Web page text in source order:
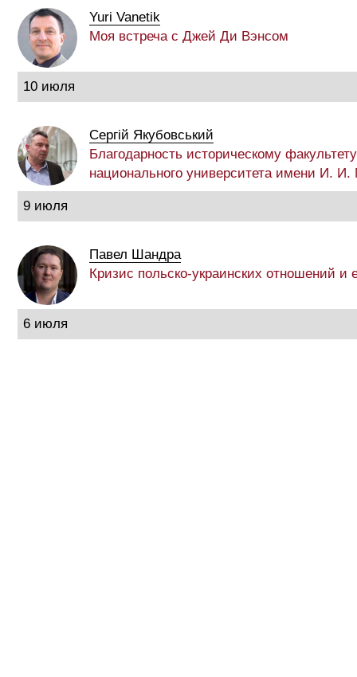
Yuri Vanetik
Моя встреча с Джей Ди Вэнсом
10 июля
Сергій Якубовський
Благодарность историческому
национального университета имени И. И.
9 июля
Павел Шандра
Кризис польско-украинских отношений и
6 июля